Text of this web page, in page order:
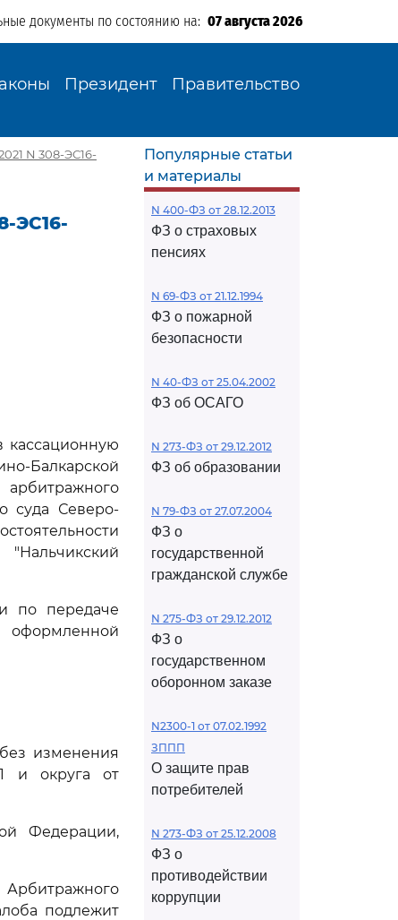
документы по состоянию на: 07 августа 2026
Президент Правительство
N 308-ЭС16-
ЭС16-
кассационную
Балкарской
суда Северо-
по передаче
изменения
и округа от
Федерации,
Арбитражного
подлежит
Популярные статьи
и материалы
N 400-ФЗ от 28.12.2013
ФЗ о страховых
пенсиях
N 69-ФЗ от 21.12.1994
ФЗ о пожарной
безопасности
N 40-ФЗ от 25.04.2002
ФЗ об ОСАГО
N 273-ФЗ от 29.12.2012
ФЗ об образовании
N 79-ФЗ от 27.07.2004
ФЗ о
государственной
гражданской службе
N 275-ФЗ от 29.12.2012
ФЗ о
государственном
оборонном заказе
N2300-1 от 07.02.1992
ЗППП
О защите прав
потребителей
N 273-ФЗ от 25.12.2008
ФЗ о
противодействии
коррупции